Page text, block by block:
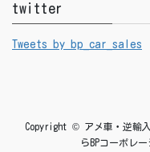
twitter
Tweets by bp_car_sales
Copyright © アメ車・逆輸
らBPコーポレ